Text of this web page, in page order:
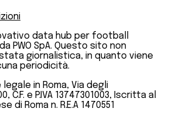
data hub per football
PWO SpA. Questo sito non
giornalistica, in quanto viene
periodicità.
legale in Roma, Via degli
C.F. e P.IVA 13747301003, Iscritta al
di Roma n. R.E.A 1470551